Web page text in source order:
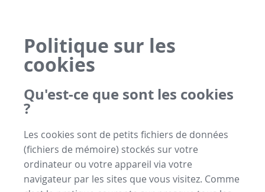
Politique sur les
cookies
Qu'est-ce que sont les cookies
?
Les cookies sont de petits fichiers de données
(fichiers de mémoire) stockés sur votre
ordinateur ou votre appareil via votre
navigateur par les sites que vous visitez. Comme